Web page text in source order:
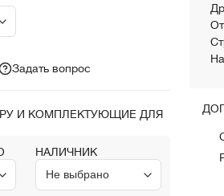
Задать вопрос
И КОМПЛЕКТУЮЩИЕ ДЛЯ
НАЛИЧНИК